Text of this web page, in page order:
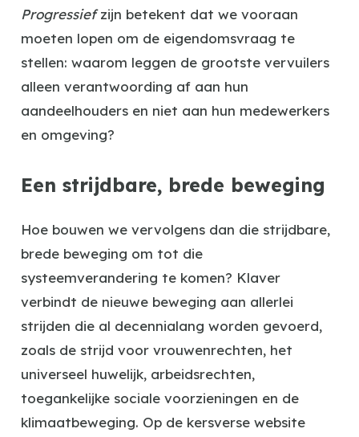
Progressiefzijn betekent dat we vooraan
moeten lopen om de eigendomsvraag te
stellen: waarom leggen de grootste vervuilers
alleen verantwoording af aan hun
aandeelhouders en niet aan hun medewerkers
en omgeving?
Een strijdbare, brede beweging
Hoe bouwen we vervolgens dan die strijdbare,
brede beweging om tot die
systeemverandering te komen? Klaver
verbindt de nieuwe beweging aan allerlei
strijden die al decennialang worden gevoerd,
zoals de strijd voor vrouwenrechten, het
universeel huwelijk, arbeidsrechten,
toegankelijke sociale voorzieningen en de
klimaatbeweging. Op de kersverse website